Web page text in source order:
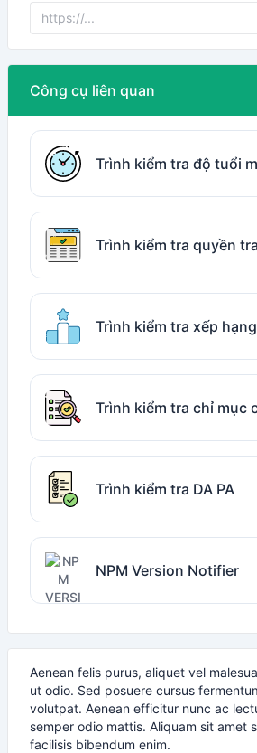
Công cụ liên quan
Trình kiểm tra độ tuổi
Trình kiểm tra quyền
Trình kiểm tra xếp
Trình kiểm tra chỉ mục
Trình kiểm tra DA PA
NPM Version Notifier
Aenean felis purus, aliquet vel
ut odio. Sed posuere cursus
volutpat. Aenean efficitur nunc ac
semper odio mattis. Aliquam sit amet
facilisis bibendum enim.